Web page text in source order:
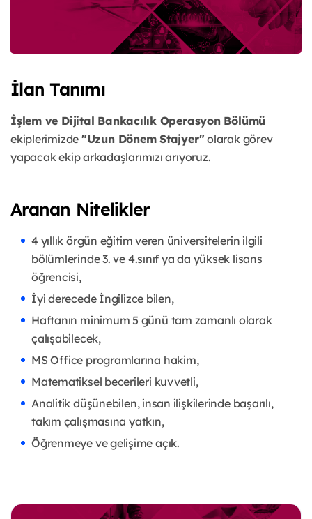
İlan Tanımı
İşlem ve Dijital Bankacılık Operasyon Bölümü
ekiplerimizde "Uzun Dönem Stajyer" olarak görev
yapacak ekip arkadaşlarımızı arıyoruz.
Aranan Nitelikler
4 yıllık örgün eğitim veren üniversitelerin ilgili
bölümlerinde 3. ve 4.sınıf ya da yüksek lisans
öğrencisi,
İyi derecede İngilizce bilen,
Haftanın minimum 5 günü tam zamanlı olarak
çalışabilecek,
MS Office programlarına hakim,
Matematiksel becerileri kuvvetli,
Analitik düşünebilen, insan ilişkilerinde başarılı,
takım çalışmasına yatkın,
Öğrenmeye ve gelişime açık.